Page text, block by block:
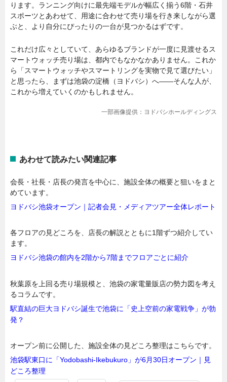
ります。ランニング向けに最先端モデルが幅広く揃う6階・石井
スポーツとあわせて、用途に合わせて売り場を行き来しながら選
ぶと、より自分にぴったりの一台が見つかるはずです。
これだけ広々としていて、あらゆるブランドが一度に見渡せるス
マートウォッチ売り場は、都内でもなかなかありません。これか
ら「スマートウォッチやスマートリングを実物で見て選びたい」
と思ったら、まずは池袋の淀橋（ヨドバシ）へ——そんな人が、
これから増えていくのかもしれません。
一部画像提供：ヨドバシホールディングス
あわせて読みたい関連記事
会長・社長・店長の発言を中心に、施設全体の概要と狙いをまと
めています。
ヨドバシ池袋オープン｜記者会見・メディアツアー全体レポート
各フロアの見どころを、店長の解説とともに1階ずつ紹介してい
ます。
ヨドバシ池袋の館内を2階から7階までフロアごとに紹介
秋葉原を上回る売り場規模と、池袋の家電量販店の勢力図を考え
るコラムです。
駅直結の巨大ヨドバシ誕生で池袋に「史上空前の家電戦争」が勃
発？
オープン前に公開した、施設全体の見どころ整理はこちらです。
池袋駅東口に「Yodobashi-Ikebukuro」が6月30日オープン｜見
どころ整理